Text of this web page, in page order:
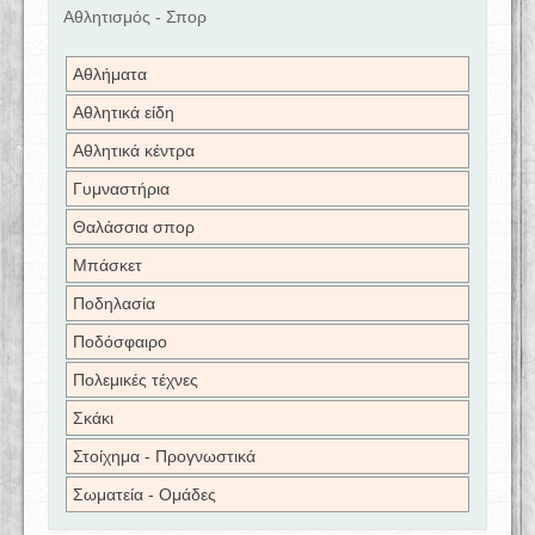
Αθλητισμός - Σπορ
Αθλήματα
Αθλητικά είδη
Αθλητικά κέντρα
Γυμναστήρια
Θαλάσσια σπορ
Μπάσκετ
Ποδηλασία
Ποδόσφαιρο
Πολεμικές τέχνες
Σκάκι
Στοίχημα - Προγνωστικά
Σωματεία - Ομάδες